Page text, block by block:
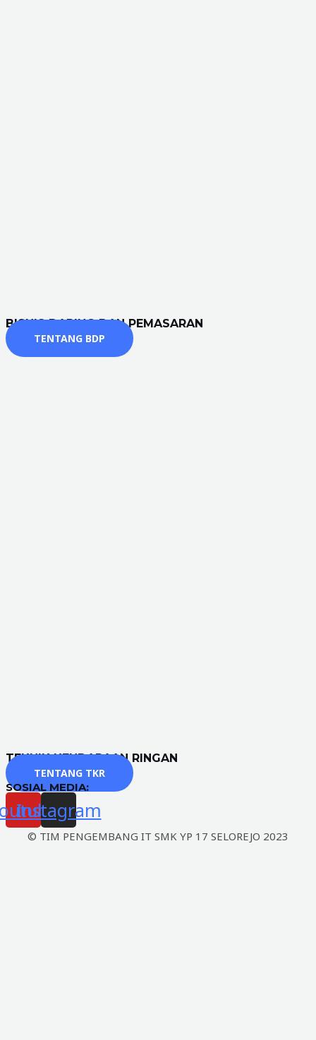
BISNIS DARING DAN PEMASARAN
TENTANG BDP
TEKNIK KENDARAAN RINGAN
TENTANG TKR
SOSIAL MEDIA:
Instagram
© TIM PENGEMBANG IT SMK YP 17 SELOREJO 2023